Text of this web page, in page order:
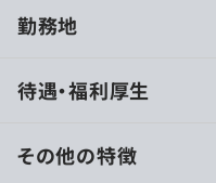
▶︎開発案件確約
▶︎勉強会やナレッジ共有
勤務地
待遇・福利厚生
その他の特徴